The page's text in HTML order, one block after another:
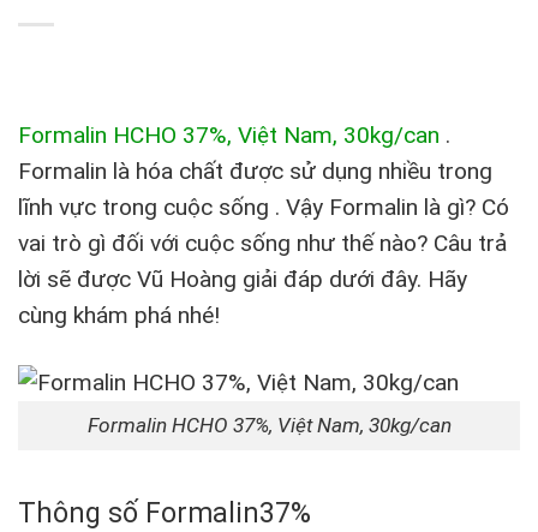
Formalin HCHO 37%, Việt Nam, 30kg/can .
Formalin là hóa chất được sử dụng nhiều trong
lĩnh vực trong cuộc sống . Vậy Formalin là gì? Có
vai trò gì đối với cuộc sống như thế nào? Câu trả
lời sẽ được Vũ Hoàng giải đáp dưới đây. Hãy
cùng khám phá nhé!
Formalin HCHO 37%, Việt Nam, 30kg/can
Thông số Formalin37%